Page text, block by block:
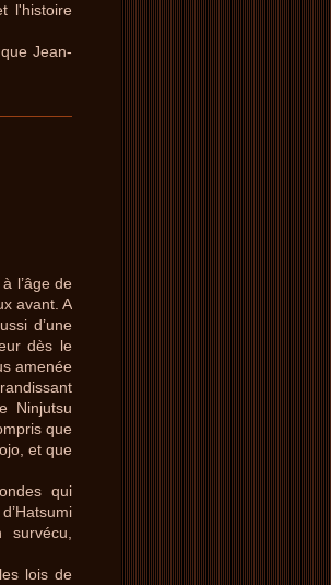
l'histoire
Jean-
l’âge de
avant. A
d’une
dès le
amenée
Ninjutsu
que
et que
qui
lois de